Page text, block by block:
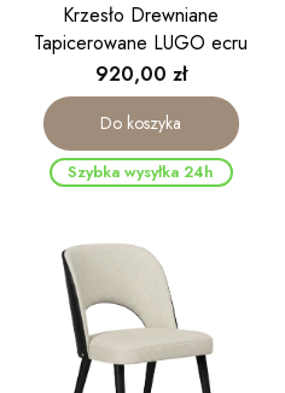
Krzesło Drewniane
Tapicerowane LUGO ecru
noga kolor dąb
Cena
920,00 zł
Do koszyka
Szybka wysyłka 24h